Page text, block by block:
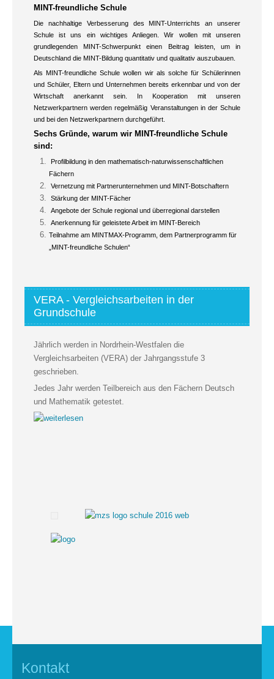
MINT-freundliche Schule
Die nachhaltige Verbesserung des MINT-Unterrichts an unserer
Schule ist uns ein wichtiges Anliegen. Wir wollen mit unseren
grundlegenden MINT-Schwerpunkt einen Beitrag leisten, um in
Deutschland die MINT-Bildung quantitativ und qualitativ auszubauen.
Als MINT-freundliche Schule wollen wir als solche für Schülerinnen
und Schüler, Eltern und Unternehmen bereits erkennbar und von der
Wirtschaft anerkannt sein. In Kooperation mit unseren
Netzwerkpartnern werden regelmäßig Veranstaltungen in der Schule
und bei den Netzwerkpartnern durchgeführt.
Sechs Gründe, warum wir MINT-freundliche Schule
sind:
Profilbildung in den mathematisch-naturwissenschaftlichen
Fächern
Vernetzung mit Partnerunternehmen und MINT-Botschaftern
Stärkung der MINT-Fächer
Angebote der Schule regional und überregional darstellen
Anerkennung für geleistete Arbeit im MINT-Bereich
Teilnahme am MINTMAX-Programm, dem Partnerprogramm für
„MINT-freundliche Schulen“
VERA - Vergleichsarbeiten in der
Grundschule
Jährlich werden in Nordrhein-Westfalen die
Vergleichsarbeiten (VERA) der Jahrgangsstufe 3
geschrieben.
Jedes Jahr werden Teilbereich aus den Fächern Deutsch
und Mathematik getestet.
Kontakt